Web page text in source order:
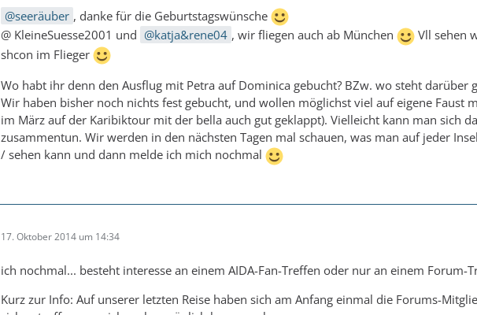
seeräuber , danke für die Geburtstagswünsche
@ KleineSuesse2001 und
katja&rene04 , wir fliegen auch ab München
Vll sehen
shcon im Flieger
Wo habt ihr denn den Ausflug mit Petra auf Dominica gebucht? BZw. wo steht darüber
Wir haben bisher noch nichts fest gebucht, und wollen möglichst viel auf eigene Faust
im März auf der Karibiktour mit der bella auch gut geklappt). Vielleicht kann man sich
zusammentun. Wir werden in den nächsten Tagen mal schauen, was man auf jeder
/ sehen kann und dann melde ich mich nochmal
17. Oktober 2014 um 14:34
ich nochmal... besteht interesse an einem AIDA-Fan-Treffen oder nur an einem Forum-
Kurz zur Info: Auf unserer letzten Reise haben sich am Anfang einmal die Forums-